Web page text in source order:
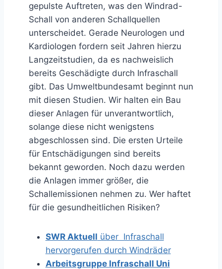
gepulste Auftreten, was den Windrad-
Schall von anderen Schallquellen
unterscheidet. Gerade Neurologen und
Kardiologen fordern seit Jahren hierzu
Langzeitstudien, da es nachweislich
bereits Geschädigte durch Infraschall
gibt. Das Umweltbundesamt beginnt nun
mit diesen Studien. Wir halten ein Bau
dieser Anlagen für unverantwortlich,
solange diese nicht wenigstens
abgeschlossen sind. Die ersten Urteile
für Entschädigungen sind bereits
bekannt geworden. Noch dazu werden
die Anlagen immer größer, die
Schallemissionen nehmen zu. Wer haftet
für die gesundheitlichen Risiken?
SWR Aktuell über Infraschall
hervorgerufen durch Windräder
Arbeitsgruppe Infraschall Uni